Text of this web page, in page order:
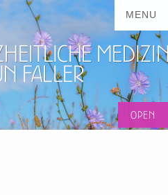
Faller